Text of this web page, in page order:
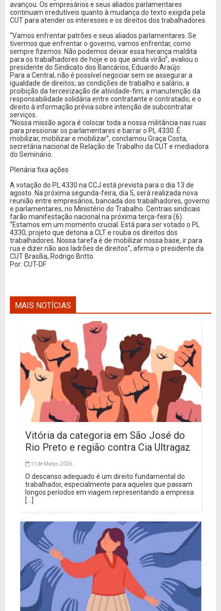
avançou. Os empresários e seus aliados parlamentares
continuam irredutíveis quanto à mudança do texto exigida pela
CUT para atender os interesses e os direitos dos trabalhadores.
“Vamos enfrentar patrões e seus aliados parlamentares. Se
tivermos que enfrentar o governo, vamos enfrentar, como
sempre fizemos. Não podemos deixar essa herança maldita
para os trabalhadores de hoje e os que ainda virão”, avaliou o
presidente do Sindicato dos Bancários, Eduardo Araújo.
Para a Central, não é possível negociar sem se assegurar a
igualdade de direitos; as condições de trabalho e salário; a
proibição da terceirização de atividade-fim; a manutenção da
responsabilidade solidária entre contratante e contratado; e o
direito à informação prévia sobre intenção de subcontratar
serviços.
“Nossa missão agora é colocar toda a nossa militância nas ruas
para pressionar os parlamentares e barrar o PL 4330. É
mobilizar, mobilizar e mobilizar”, conclamou Graça Costa,
secretária nacional de Relação de Trabalho da CUT e mediadora
do Seminário.
Plenária fixa ações
A votação do PL 4330 na CCJ está prevista para o dia 13 de
agosto. Na próxima segunda-feira, dia 5, será realizada nova
reunião entre empresários, bancada dos trabalhadores, governo
e parlamentares, no Ministério do Trabalho. Centrais sindicais
farão manifestação nacional na próxima terça-feira (6).
“Estamos em um momento crucial. Está para ser votado o PL
4330, projeto que detona a CLT e rouba os direitos dos
trabalhadores. Nossa tarefa é de mobilizar nossa base, ir para
rua e dizer não aos ladrões de direitos”, afirma o presidente da
CUT Brasília, Rodrigo Britto.
Por: CUT-DF
MAIS NOTÍCIAS
Vitória da categoria em São José do
Rio Preto e região contra Cia Ultragaz
11 de Março, 2026
O descanso adequado é um direito fundamental do
trabalhador, especialmente para aqueles que passam
longos períodos em viagem representando a empresa
[...]